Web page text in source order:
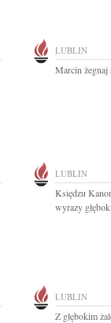
LUBLIN
Marcin żegnaj
LUBLIN
Księdzu
wyrazy
LUBLIN
Z głębokim